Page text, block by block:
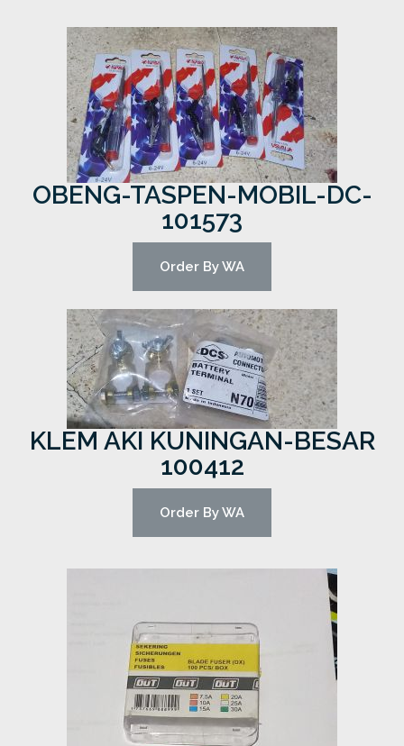
OBENG-TASPEN-MOBIL-DC-
101573
Order By WA
KLEM AKI KUNINGAN-BESAR
100412
Order By WA